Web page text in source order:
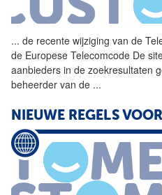
... de recente wijziging van de
de Europese Telecomcode De
aanbieders in de zoekresultaten
beheerder van de ...
NIEUWE REGELS